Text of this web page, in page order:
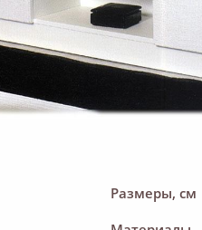
Размеры, см